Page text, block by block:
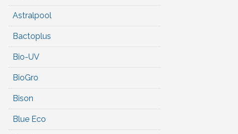
Astralpool
Bactoplus
Bio-UV
BioGro
Bison
Blue Eco